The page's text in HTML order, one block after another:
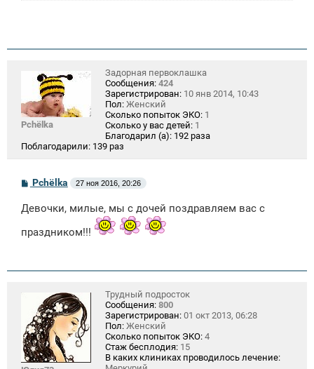
Pchёlka
Задорная первоклашка
Сообщения: 424
Зарегистрирован: 10 янв 2014, 10:43
Пол: Женский
Сколько попыток ЭКО: 1
Сколько у вас детей: 1
Благодарил (а): 192 раза
Поблагодарили: 139 раз
С
б
е
н
Pchёlka 27 ноя 2016, 20:26
Девочки, милые, мы с дочей поздравляем вас с
праздником!!!
Трудный подросток
Сообщения: 800
Зарегистрирован: 01 окт 2013, 06:28
Пол: Женский
Сколько попыток ЭКО: 4
Стаж бесплодия: 15
В каких клиниках проводилось лечение: